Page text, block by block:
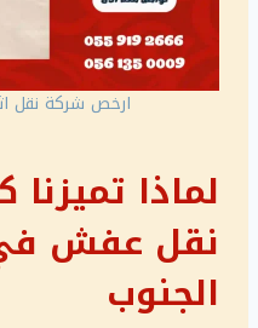
ارخص شركة نقل
لماذا
نقل عفش
الجنوب